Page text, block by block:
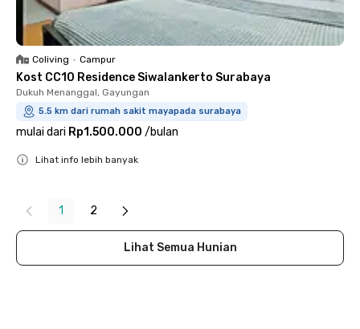
Coliving • Campur
Kost CC10 Residence Siwalankerto Surabaya
Dukuh Menanggal, Gayungan
5.5 km dari rumah sakit mayapada surabaya
mulai dari Rp1.500.000 /bulan
Lihat info lebih banyak
1 2
Lihat Semua Hunian